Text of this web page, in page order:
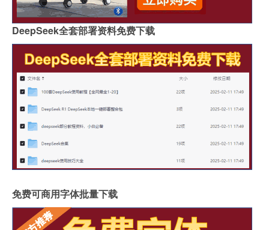
DeepSeek全套部署资料免费下载
免费可商用字体批量下载